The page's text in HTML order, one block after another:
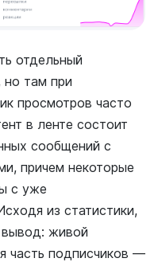
отдельный
но там при
просмотров часто
в ленте состоит
сообщений с
причем некоторые
с уже
из статистики,
живой
часть подписчиков —